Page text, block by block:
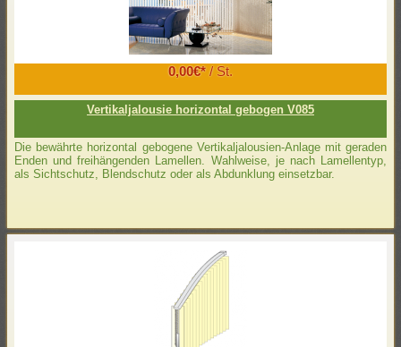
0,00€*/ St.
Vertikaljalousie horizontal gebogen V085
Die bewährte horizontal gebogene Vertikaljalousien-Anlage mit geraden
Enden und freihängenden Lamellen. Wahlweise, je nach Lamellentyp,
als Sichtschutz, Blendschutz oder als Abdunklung einsetzbar.